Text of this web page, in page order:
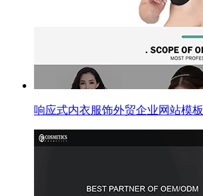
响应式内衣服饰外贸企业网站模板